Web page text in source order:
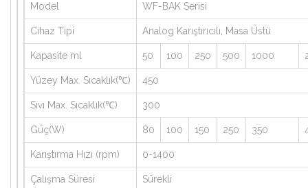
Model WF-BAK Serisi
Cihaz Tipi Analog Karıştırıcılı, Masa Üstü
Kapasite ml 50 100 250 500 1000
Yüzey Max. Sıcaklık(℃) 450
Sıvı Max. Sıcaklık(℃) 300
Güç(W) 80 100 150 250 350
Karıştırma Hızı (rpm) 0-1400
Çalışma Süresi Sürekli